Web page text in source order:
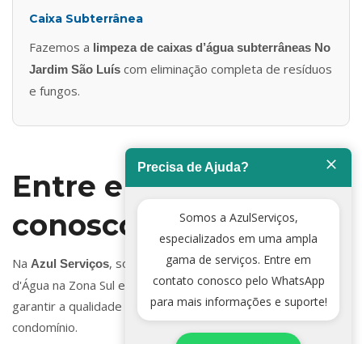
Caixa Subterrânea
Fazemos a limpeza de caixas d’água subterrâneas No
Jardim São Luís com eliminação completa de resíduos
e fungos.
Entre em contato
conosco
Na Azul Serviços, somos especialistas em Limpeza de Caixa
d'Água na Zona Sul e estamos prontos para ajudar você a
garantir a qualidade da água em sua residência, comércio ou
condomínio.
Precisa de Ajuda?
Somos a AzulServiços,
especializados em uma ampla
gama de serviços. Entre em
contato conosco pelo WhatsApp
para mais informações e suporte!